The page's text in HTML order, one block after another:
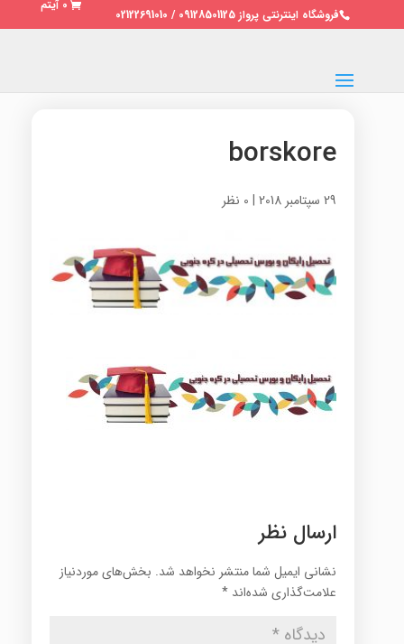
فروشگاه اینترنتی پرواز 09128501125 / 02122691010
0 آیتم
borskore
29 سپتامبر 2018 | 0 نظر
ارسال نظر
نشانی ایمیل شما منتشر نخواهد شد. بخش‌های موردنیاز
علامت‌گذاری شده‌اند *